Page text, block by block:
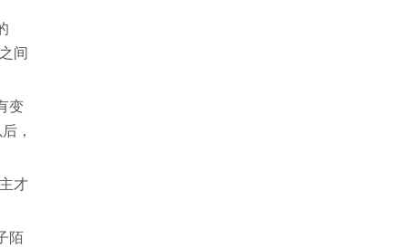
间
变
，
才
陌